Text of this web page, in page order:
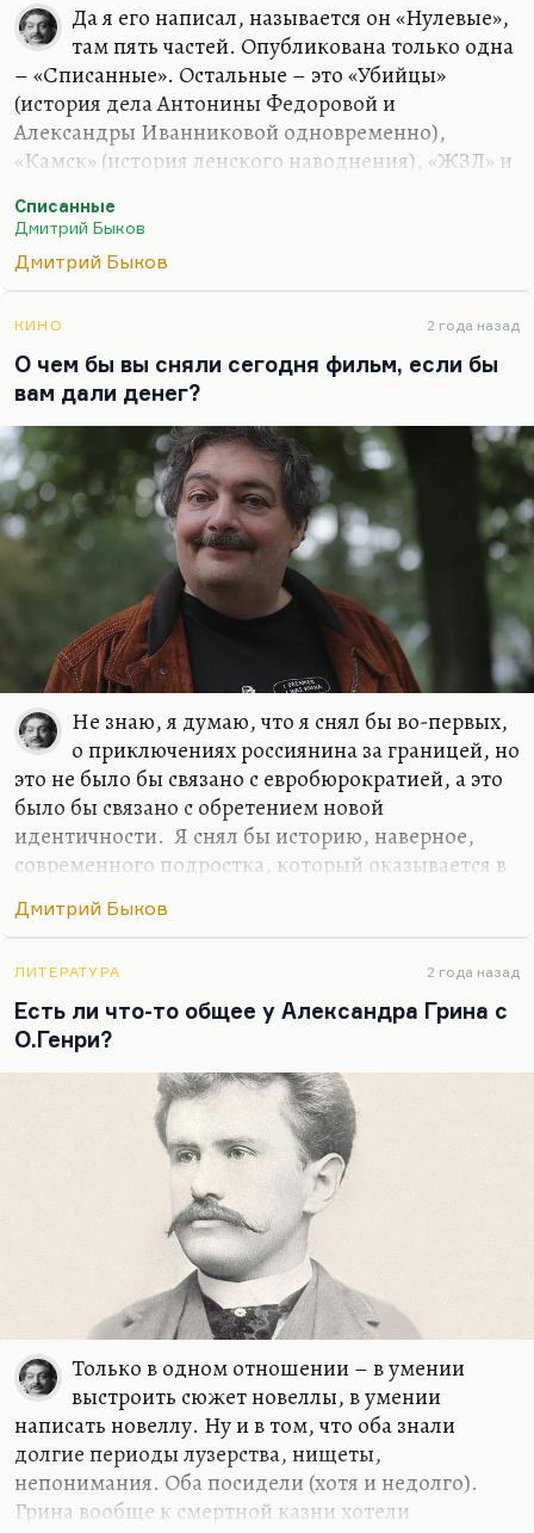
Да я его написал, называется он «Нулевые»,
там пять частей. Опубликована только одна
– «Списанные». Остальные – это «Убийцы»
(история дела Антонины Федоровой и
Александры Иванниковой одновременно),
«Камск» (история ленского наводнения), «ЖЗЛ» и
Свиридова, который возвращается из
эмиграции). Десять-пятнадцать лет нам
происходит действие. Но я не хочу его печатать;
роман хорошо, когда есть эпохальное время на
дворе. Сегодня это не тот жанр, в котором надо
выступать. Мне вообще кажется, что время
эпических романов закончилось. Сегодня надо
писать…
Списанные
Дмитрий Быков
Дмитрий Быков
КИНО 2 года назад
О чем бы вы сняли сегодня фильм, если бы
вам дали денег?
Не знаю, я думаю, что я снял бы во-первых,
о приключениях россиянина за границей, но
это не было бы связано с евробюрократией, а это
было бы связано с обретением новой
идентичности. Я снял бы историю, наверное,
современного подростка, который оказывается в
отвоевать себе место. И я, наверное, снял бы
сожалению, любовных историй в современной
России в современном кино. Понимаете, всех
ведь обычно занимает история гендерной
идентичности, которая, по-моему, совсем
неинтересна. Людей занимает проблема как
совместить, условно говоря, секс и отношения.
Как в «Интиме», например: возможен ли секс
Дмитрий Быков
ЛИТЕРАТУРА 2 года назад
Есть ли что-то общее у Александра Грина с
О.Генри?
Только в одном отношении – в умении
выстроить сюжет новеллы, в умении
написать новеллу. Ну и в том, что оба знали
долгие периоды лузерства, нищеты,
непонимания. Оба посидели (хотя и недолго).
Грина вообще к смертной казни хотели